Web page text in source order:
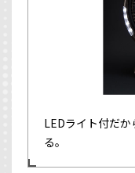
LEDライト付だ
る。